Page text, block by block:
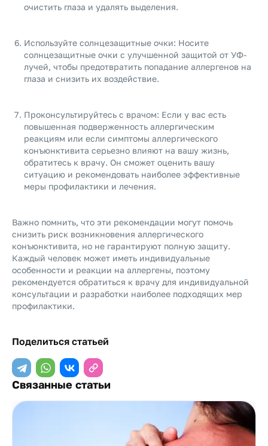
очистить глаза и удалять выделения.
Используйте солнцезащитные очки: Носите
солнцезащитные очки с улучшенной защитой от УФ-
лучей, чтобы предотвратить попадание аллергенов на
глаза и снизить их воздействие.
Проконсультируйтесь с врачом: Если у вас есть
повышенная подверженность аллергическим
реакциям или если симптомы аллергического
конъюнктивита серьезно влияют на вашу жизнь,
обратитесь к врачу. Он сможет оценить вашу
ситуацию и рекомендовать наиболее эффективные
меры профилактики и лечения.
Важно помнить, что эти рекомендации могут помочь
снизить риск возникновения аллергического
конъюнктивита, но не гарантируют полную защиту.
Каждый человек может иметь индивидуальные
особенности и реакции на аллергены, поэтому
рекомендуется обратиться к врачу для индивидуальной
консультации и разработки наиболее подходящих мер
профилактики.
Поделиться статьей
Связанные статьи